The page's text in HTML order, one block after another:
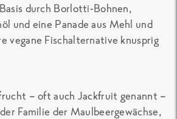
durch Borlotti-Bohnen,
und eine Panade aus Mehl und
vegane Fischalternative knusprig
– oft auch Jackfruit genannt –
Familie der Maulbeergewächse,